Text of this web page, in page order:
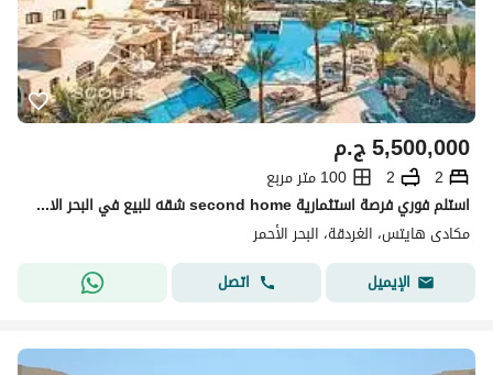
ج.م5,500,000
2
2
100 متر مربع
استلم فوري فرصة استثمارية second home شقه للبيع في البحر الاحمر في مكادي هايتس 100م+ حديقة تشطيب كامل علي البحر واللاجون Makadi Hights بجوار الجونه
مكادى هايتس، الغردقة، البحر الأحمر
الإيميل
اتصل